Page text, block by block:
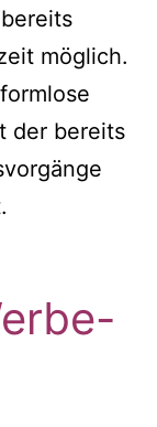
möglich.
der bereits